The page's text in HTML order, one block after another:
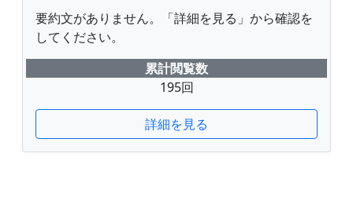
要約文がありません。「詳細を見る」から確認を
してください。
累計閲覧数
195回
詳細を見る